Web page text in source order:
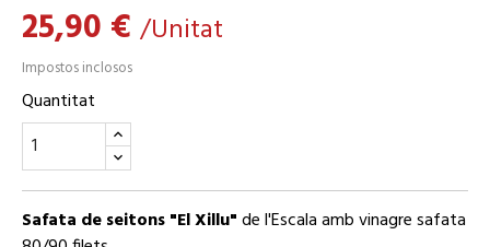
25,90 € /Unitat
Impostos inclosos
Quantitat
Safata de seitons "El Xillu"de l'Escala amb vinagre safata